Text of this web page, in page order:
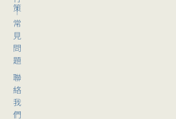
｜
常
見
問
題
聯
絡
我
們
策